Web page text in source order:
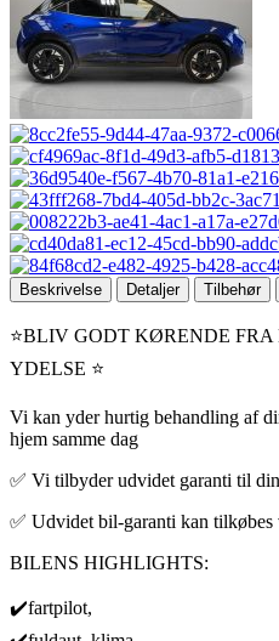
Beskrivelse Detaljer Tilbehør
⭐️BLIV GODT KØRENDE
YDELSE ⭐️
Vi kan yder hurtig behandling af
hjem samme dag
✅ Vi tilbyder udvidet garanti til
✅ Udvidet bil-garanti kan
BILENS HIGHLIGHTS:
✔️fartpilot,